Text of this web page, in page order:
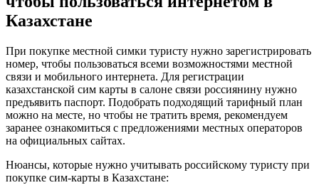
Казахстане
При покупке местной симки туристу нужно зарегистрировать
номер, чтобы пользоваться всеми возможностями местной
связи и мобильного интернета. Для регистрации
казахстанской сим карты в салоне связи россиянину нужно
предъявить паспорт. Подобрать подходящий тарифный план
можно на месте, но чтобы не тратить время, рекомендуем
заранее ознакомиться с предложениями местных операторов
на официальных сайтах.
Нюансы, которые нужно учитывать российскому туристу при
покупке сим-карты в Казахстане: